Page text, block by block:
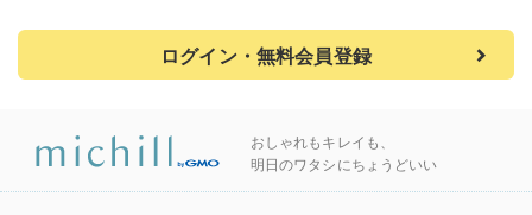
ログイン・無料会員登録
おしゃれもキレイも、
明日のワタシにちょうどいい